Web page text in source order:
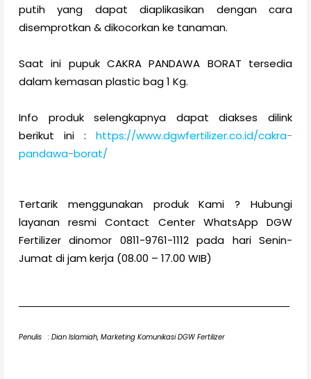
putih yang dapat diaplikasikan dengan cara
disemprotkan & dikocorkan ke tanaman.
Saat ini pupuk CAKRA PANDAWA BORAT tersedia
dalam kemasan plastic bag 1 Kg.
Info produk selengkapnya dapat diakses dilink
berikut ini :https://www.dgwfertilizer.co.id/cakra-
pandawa-borat/
Tertarik menggunakan produk Kami ? Hubungi
layanan resmi Contact Center WhatsApp DGW
Fertilizer dinomor 0811-9761-1112 pada hari Senin-
Jumat di jam kerja (08.00 – 17.00 WIB)
Penulis : Dian Islamiah, Marketing Komunikasi DGW Fertilizer